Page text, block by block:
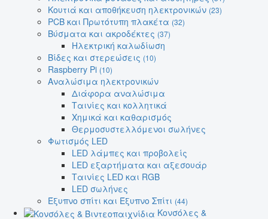
Κουτιά και αποθήκευση ηλεκτρονικών (23)
PCB και Πρωτότυπη πλακέτα (32)
Βύσματα και ακροδέκτες (37)
Ηλεκτρική καλωδίωση
Βίδες και στερεώσεις (10)
Raspberry Pi (10)
Αναλώσιμα ηλεκτρονικών
Διάφορα αναλώσιμα
Ταινίες και κολλητικά
Χημικά και καθαρισμός
Θερμοσυστελλόμενοι σωλήνες
Φωτισμός LED
LED λάμπες και προβολείς
LED εξαρτήματα και αξεσουάρ
Ταινίες LED και RGB
LED σωλήνες
Έξυπνο σπίτι και Έξυπνο Σπίτι (44)
Κονσόλες &